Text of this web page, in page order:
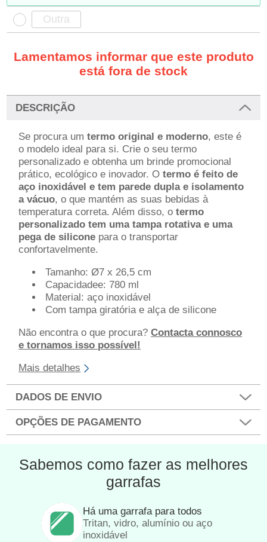
Lamentamos informar que este produto
está fora de stock
DESCRIÇÃO
Se procura um termo original e moderno, este é
o modelo ideal para si. Crie o seu termo
personalizado e obtenha um brinde promocional
prático, ecológico e inovador. Otermo é feito de
aço inoxidável e tem parede dupla e isolamento
a vácuo, o que mantém as suas bebidas à
temperatura correta. Além disso, o termo
personalizado tem uma tampa rotativa e uma
pega de silicone para o transportar
confortavelmente.
Tamanho: Ø7 x 26,5 cm
Capacidadee: 780 ml
Material: aço inoxidável
Com tampa giratória e alça de silicone
Não encontra o que procura?Contacta connosco
e tornamos isso possível!
Mais detalhes
DADOS DE ENVIO
OPÇÕES DE PAGAMENTO
Sabemos como fazer as melhores
garrafas
Há uma garrafa para todos
Tritan, vidro, alumínio ou aço
inoxidável